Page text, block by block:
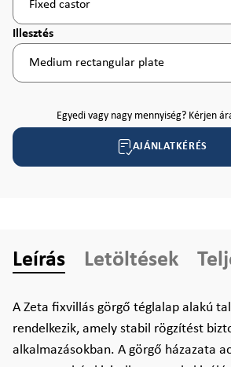
Fixed castor
Válasszon
Illesztés
Medium rectangular plate
Egyedi vagy nagy mennyiség? Kérjen
AJÁNLATKÉRÉS
Leírás Letöltések
A Zeta fixvillás görgő téglalap alakú
rendelkezik, amely stabil rögzítést
alkalmazásokban. A görgő házazata